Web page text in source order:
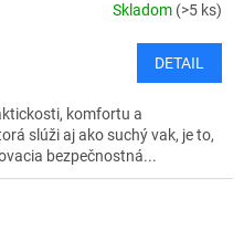
Skladom (>5 ks)
DETAIL
komfortu a
slúži aj ako suchý vak, je to,
bezpečnostná...